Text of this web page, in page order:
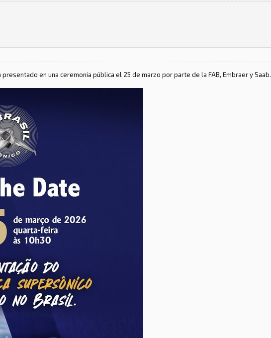
en una ceremonia pública el 25 de marzo por parte de la FAB, Embraer y Saab.